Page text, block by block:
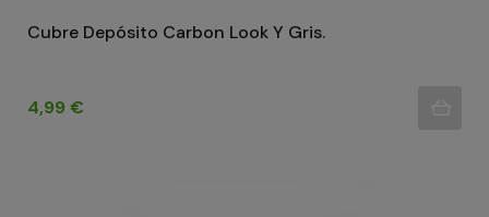
Cubre Depósito Carbon Look Y Gris.
Precio
4,99 €